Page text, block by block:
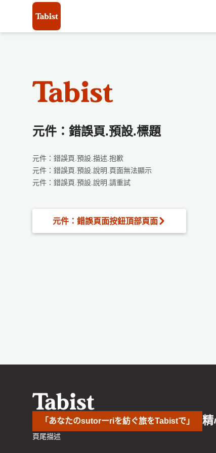
元件：錯誤頁.預設.標題
元件：錯誤頁.預設.描述.抱歉
元件：錯誤頁.預設.說明.頁面無法顯示
元件：錯誤頁.預設.說明.請重試
元件：錯誤頁面按鈕頂部頁面
「あなたのsutorーriを紡ぐ旅をTabistで」 精
頁尾描述